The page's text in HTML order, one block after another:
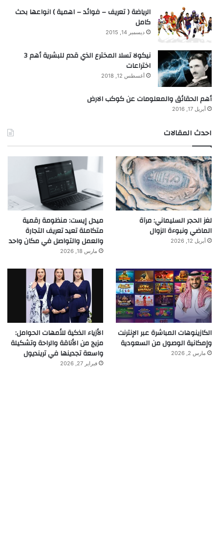
الرياضة ( تعريف – فوائد – اهمية ) انواعها بحث
كامل
ديسمبر 14, 2015
نيكولا تسلا المخترع الذي قدم للبشرية أهم 3
اختراعات
أغسطس 12, 2018
أهم الحقائق والمعلومات عن كوكب الارض
أبريل 17, 2016
احدث المقالات
لغز الحجر السليماني: مرآة
الماضي ونبوءة الزوال
أبريل 12, 2026
ميدل إيست: منظومة رقمية
متكاملة تعيد تعريف التجارة
والعمل والتواصل في مكان واحد
مارس 18, 2026
الكازينوهات المباشرة عبر الإنترنت
وإمكانية الوصول من السعودية
مارس 2, 2026
الأزياء الذكية للأمهات الحوامل:
مزيج من الأناقة والراحة وتشكيلة
واسعة تجدينها في ترينديول
فبراير 27, 2026